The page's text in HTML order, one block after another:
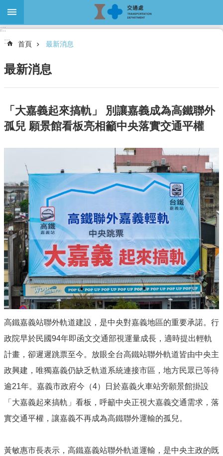
跳到主要內容區塊
進
階
關
於
本
息
大
眾
運
輸
服
務
停
車
相
關
服
鐵
路
高
架
化
安
:::
:::
首頁 最新消息
最新消息
「大嘉義起來搞軌」 別讓嘉義成為高鐵聯外
孤兒 願景館看板亮相籲中央落實交通平權
高鐵嘉義站聯外軌道建設，是中央對嘉義地區的重要承諾。行
政院早於民國94年即函文交通部視運量成長，適時提出輕軌
計畫，卻遲遲跳票至今。放眼全台高鐵站聯外軌道皆由中央主
政興建，唯獨嘉義仍缺乏軌道系統連接市區，地方民眾已等待
逾21年。嘉義市政府今（4）日於嘉義火車站旁願景館掛設
「大嘉義起來搞軌」看板，呼籲中央正視大嘉義交通需求，落
實交通平權，讓嘉義不再成為高鐵聯外運輸的孤兒。
黃敏惠市長表示，高鐵嘉義站聯外軌道運輸，是中央主政的既